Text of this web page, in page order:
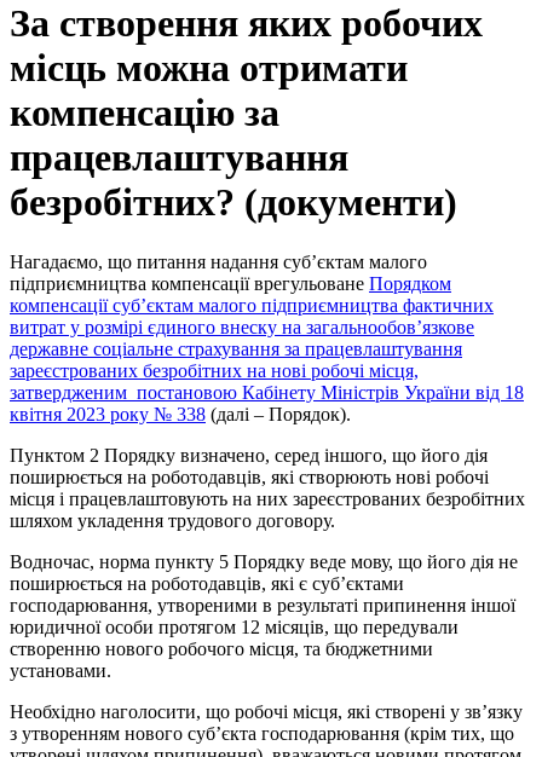
За створення яких робочих
місць можна отримати
компенсацію за
працевлаштування
безробітних? (документи)
Нагадаємо, що питання надання суб’єктам малого
підприємництва компенсації врегульоване Порядком
компенсації суб’єктам малого підприємництва фактичних
витрат у розмірі єдиного внеску на загальнообов’язкове
державне соціальне страхування за працевлаштування
зареєстрованих безробітних на нові робочі місця,
затвердженим постановою Кабінету Міністрів України від 18
квітня 2023 року № 338 (далі – Порядок).
Пунктом 2 Порядку визначено, серед іншого, що його дія
поширюється на роботодавців, які створюють нові робочі
місця і працевлаштовують на них зареєстрованих безробітних
шляхом укладення трудового договору.
Водночас, норма пункту 5 Порядку веде мову, що його дія не
поширюється на роботодавців, які є суб’єктами
господарювання, утвореними в результаті припинення іншої
юридичної особи протягом 12 місяців, що передували
створенню нового робочого місця, та бюджетними
установами.
Необхідно наголосити, що робочі місця, які створені у зв’язку
з утворенням нового суб’єкта господарювання (крім тих, що